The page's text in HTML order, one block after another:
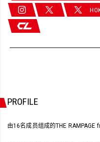
PROFILE
由16名成员组成的THE RAMPAGE